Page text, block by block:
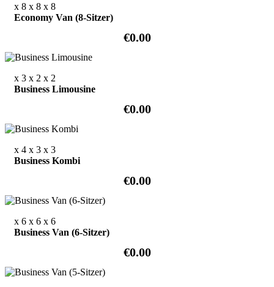
x 8 x 8 x 8
Economy Van (8-Sitzer)
€0.00
x 3 x 2 x 2
Business Limousine
€0.00
x 4 x 3 x 3
Business Kombi
€0.00
x 6 x 6 x 6
Business Van (6-Sitzer)
€0.00